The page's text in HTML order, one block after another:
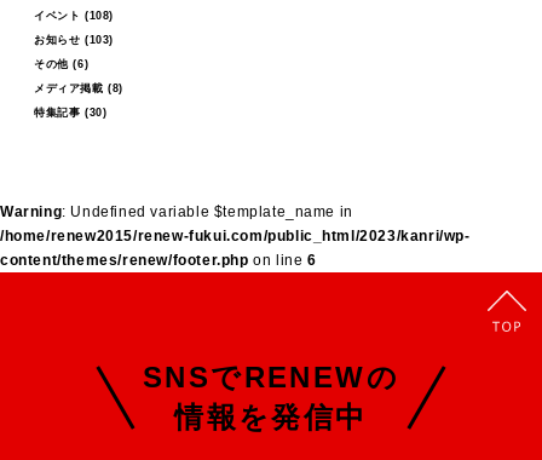
イベント (108)
お知らせ (103)
その他(6)
メディア掲載 (8)
特集記事 (30)
Warning: Undefined variable $template_name in
/home/renew2015/renew-fukui.com/public_html/2023/kanri/wp-
content/themes/renew/footer.php on line 6
SNSでRENEWの
情報を発信中